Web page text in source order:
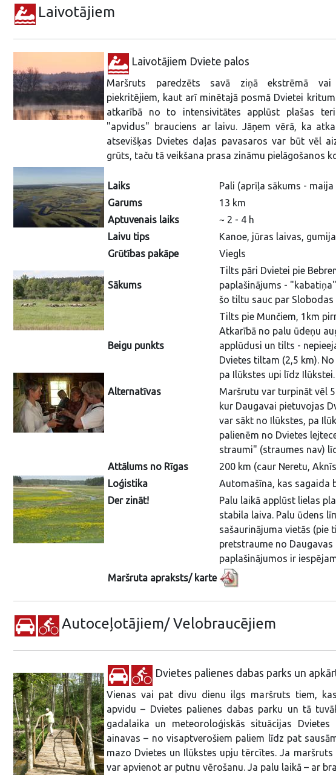
Laivotājiem
Laivotājiem Dviete palos
Maršruts paredzēts savā ziņā ekstrēmā vai
piekritējiem, kaut arī minētajā posmā Dvietei
atkarībā no to intensivitātes applūst plašas
"apvidus" brauciens ar laivu. Jāņem vērā, ka
atsevišķas Dvietes daļas pavasaros var būt vēl
grūts, taču tā veikšana prasa zināmu pielāgošanos
Laiks
Pali (aprīļa sākums - maija
Garums
13 km
Aptuvenais laiks
~ 2 - 4 h
Laivu tips
Kanoe, jūras laivas,
Grūtības pakāpe
Viegls
Sākums
Tilts pāri Dvietei pie
paplašinājums -
šo tiltu sauc par
Beigu punkts
Tilts pie Munčiem, 1km
Atkarībā no palu ūdeņu
applūdusi un tilts -
Dvietes tiltam (2,5 km).
pa Ilūkstes upi līdz Ilūkstei.
Alternatīvas
Maršrutu var turpināt vēl
kur Daugavai pietuvojas
var sākt no Ilūkstes, pa
palienēm no Dvietes
straumi" (straumes nav)
Attālums no Rīgas
200 km (caur Neretu,
Loģistika
Automašīna, kas sagaida
Der zināt!
Palu laikā applūst lielas
stabila laiva. Palu ūdens
sašaurinājuma vietās
pretstraume no Daugavas
paplašinājumos ir
Maršruta apraksts/ karte
Autoceļotājiem/ Velobraucējiem
Dvietes palienes dabas parks un
Vienas vai pat divu dienu ilgs maršruts tiem,
apvidu – Dvietes palienes dabas parku un tā
gadalaika un meteoroloģiskās situācijas
ainavas – no visaptverošiem paliem līdz pat
mazo Dvietes un Ilūkstes upju tērcītes. Ja
var apvienot ar putnu vērošanu. Ja palu laikā – ar